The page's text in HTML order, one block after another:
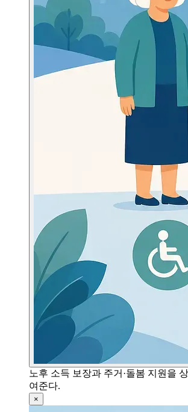
노후 소득 보장과 주거·돌봄 지원을
여준다.
×